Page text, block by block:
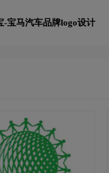
-宝马汽车品牌logo设计